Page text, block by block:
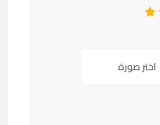
2
اختر صورة